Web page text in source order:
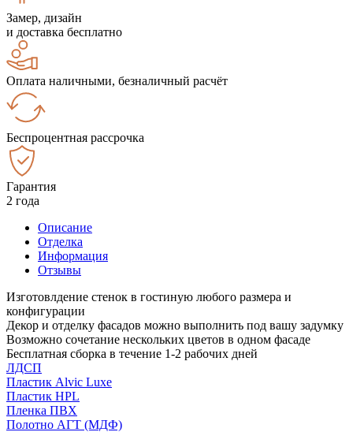
Замер, дизайн
и доставка бесплатно
Оплата наличными, безналичный расчёт
Беспроцентная рассрочка
Гарантия
2 года
Описание
Отделка
Информация
Отзывы
Изготовлдение стенок в гостиную любого размера и
конфигурации
Декор и отделку фасадов можно выполнить под вашу задумку
Возможно сочетание нескольких цветов в одном фасаде
Бесплатная сборка в течение 1-2 рабочих дней
ЛДСП
Пластик Alvic Luxe
Пластик HPL
Пленка ПВХ
Полотно АГТ (МДФ)